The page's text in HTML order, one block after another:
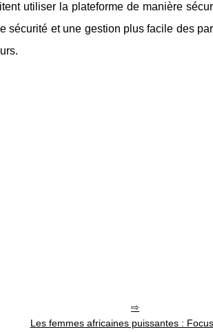
utiliser la plateforme de manière
sécurité et une gestion plus facile des
Les femmes africaines puissantes :